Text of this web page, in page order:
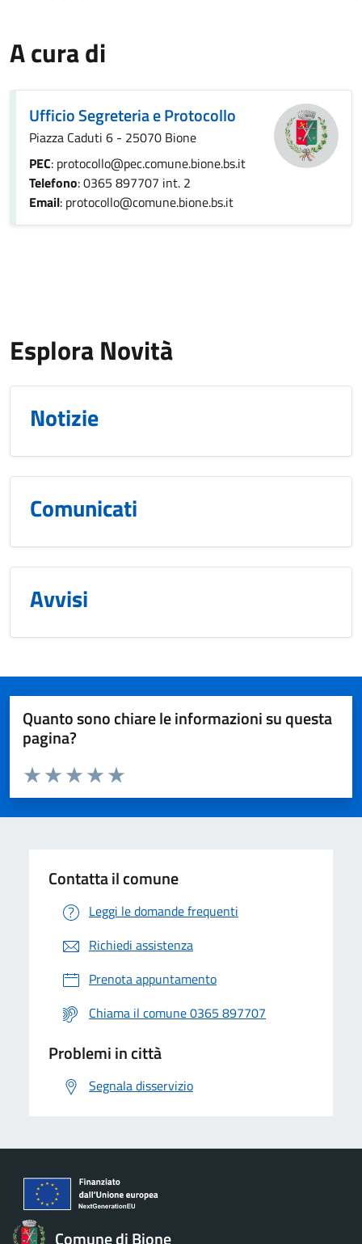
A cura di
Ufficio Segreteria e Protocollo
Piazza Caduti 6 - 25070 Bione
PEC: protocollo@pec.comune.bione.bs.it
Telefono: 0365 897707 int. 2
Email: protocollo@comune.bione.bs.it
Esplora Novità
Notizie
Comunicati
Avvisi
Quanto sono chiare le informazioni su questa
pagina?
Valuta da 1 a 5 stelle la pagina
Valuta 5 stelle su 5
Valuta 4 stelle su 5
Valuta 3 stelle su 5
Valuta 2 stelle su 5
Valuta 1 stelle su 5
Contatta il comune
Leggi le domande frequenti
Richiedi assistenza
Prenota appuntamento
Chiama il comune 0365 897707
Problemi in città
Segnala disservizio
Comune di Bione